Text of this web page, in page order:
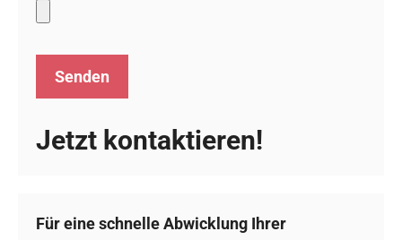
Jetzt kontaktieren!
Für eine schnelle Abwicklung Ihrer